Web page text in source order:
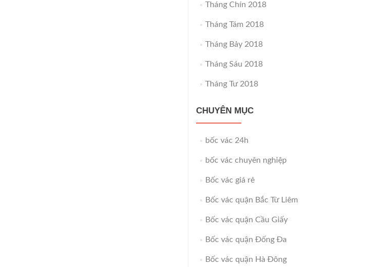
Tháng Chín 2018
Tháng Tám 2018
Tháng Bảy 2018
Tháng Sáu 2018
Tháng Tư 2018
CHUYÊN MỤC
bốc vác 24h
bốc vác chuyên nghiệp
Bốc vác giá rẻ
Bốc vác quận Bắc Từ Liêm
Bốc vác quận Cầu Giấy
Bốc vác quận Đống Đa
Bốc vác quận Hà Đông